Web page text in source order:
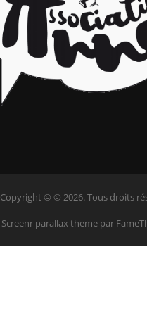
Copyright © © 2026. Tous droits
Screenr parallax themepar